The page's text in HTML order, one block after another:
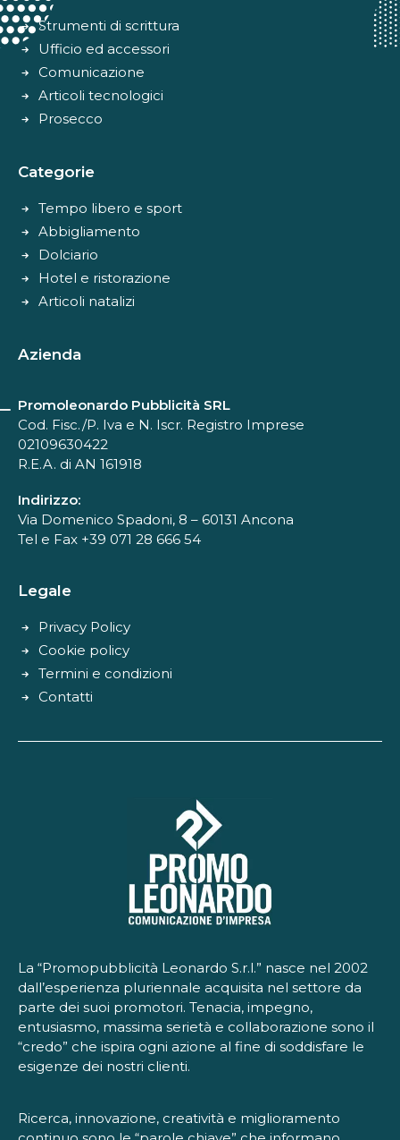
Strumenti di scrittura
Ufficio ed accessori
Comunicazione
Articoli tecnologici
Prosecco
Categorie
Tempo libero e sport
Abbigliamento
Dolciario
Hotel e ristorazione
Articoli natalizi
Azienda
Promoleonardo Pubblicità SRL
Cod. Fisc./P. Iva e N. Iscr. Registro Imprese
02109630422
R.E.A. di AN 161918
Indirizzo:
Via Domenico Spadoni, 8 – 60131 Ancona
Tel e Fax +39 071 28 666 54
Legale
Privacy Policy
Cookie policy
Termini e condizioni
Contatti
La “Promopubblicità Leonardo S.r.l.” nasce nel 2002
dall’esperienza pluriennale acquisita nel settore da
parte dei suoi promotori. Tenacia, impegno,
entusiasmo, massima serietà e collaborazione sono il
“credo” che ispira ogni azione al fine di soddisfare le
esigenze dei nostri clienti.
Ricerca, innovazione, creatività e miglioramento